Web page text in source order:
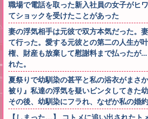
職場で電話を取った新入社員の女子がヒ
てショックを受けたことがあった
妻の浮気相手は元彼で双方本気だった。
て行った。愛する元彼との第二の人生が
権、財産も放棄して慰謝料まで払ったが
れた。
夏祭りで幼馴染の甚平と私の浴衣がまさ
被り』私達の浮気を疑いビンタしてきた
その後、幼馴染にフラれ、なぜか私の婚